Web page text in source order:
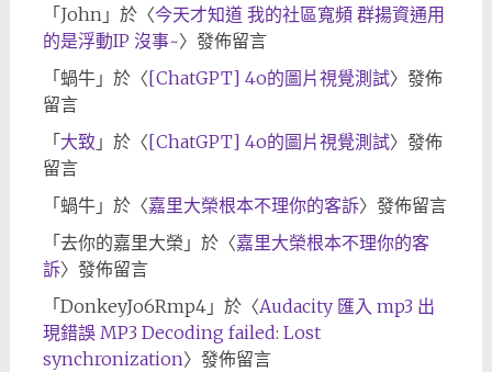
「 John」於〈今天才知道 我的社區寬頻 群揚資通用
的是浮動IP 沒事~〉發佈留言
「 蝸牛」於〈[ChatGPT] 4o的圖片視覺測試〉發佈
留言
「 大致 」於〈[ChatGPT] 4o的圖片視覺測試〉發佈
留言
「 蝸牛」於〈嘉里大榮根本不理你的客訴〉發佈留言
「 去你的嘉里大榮 」於〈嘉里大榮根本不理你的客
訴〉發佈留言
「 DonkeyJo6Rmp4」於〈Audacity 匯入 mp3 出
現錯誤 MP3 Decoding failed: Lost
synchronization〉發佈留言